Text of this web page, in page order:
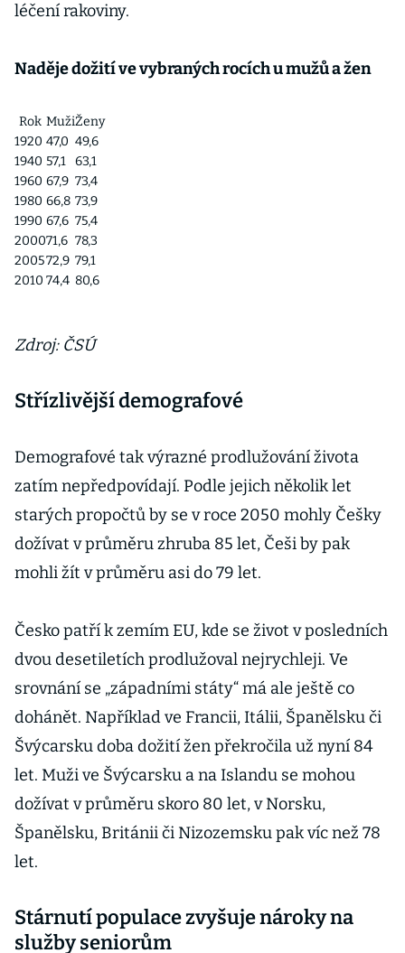
léčení rakoviny.
Naděje dožití ve vybraných rocích u mužů a žen
Rok MužiŽeny
1920 47,0 49,6
1940 57,1 63,1
1960 67,9 73,4
1980 66,8 73,9
1990 67,6 75,4
200071,6 78,3
200572,9 79,1
2010 74,4 80,6
Zdroj: ČSÚ
Střízlivější demografové
Demografové tak výrazné prodlužování života
zatím nepředpovídají. Podle jejich několik let
starých propočtů by se v roce 2050 mohly Češky
dožívat v průměru zhruba 85 let, Češi by pak
mohli žít v průměru asi do 79 let.
Česko patří k zemím EU, kde se život v posledních
dvou desetiletích prodlužoval nejrychleji. Ve
srovnání se „západními státy“ má ale ještě co
dohánět. Například ve Francii, Itálii, Španělsku či
Švýcarsku doba dožití žen překročila už nyní 84
let. Muži ve Švýcarsku a na Islandu se mohou
dožívat v průměru skoro 80 let, v Norsku,
Španělsku, Británii či Nizozemsku pak víc než 78
let.
Stárnutí populace zvyšuje nároky na
služby seniorům